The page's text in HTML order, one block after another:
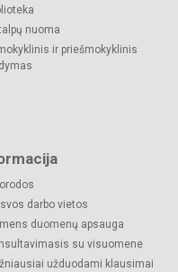
nuoma
ir priešmokyklinis
darbo vietos
duomenų apsauga
su visuomene
užduodami klausimai